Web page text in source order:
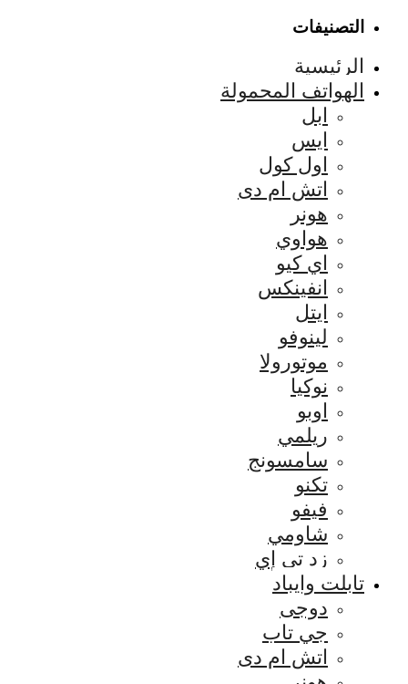
التصنيفات
الرئيسية
الهواتف المحمولة
ابل
ايس
اول كول
اتش ام دى
هونر
هواوي
اي كيو
انفينكس
ايتل
لينوفو
موتورولا
نوكيا
اوبو
ريلمي
سامسونج
تكنو
فيفو
شاومي
زد تي إي
تابلت وايباد
دوجى
جي تاب
اتش ام دى